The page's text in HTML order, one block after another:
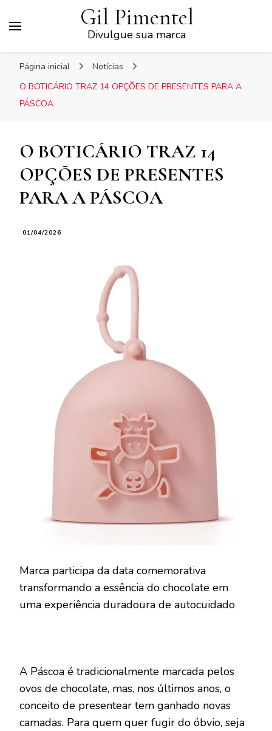
Gil Pimentel
Divulgue sua marca
Página inicial
Notícias
O BOTICÁRIO TRAZ 14 OPÇÕES DE PRESENTES PARA A
PÁSCOA
O BOTICÁRIO TRAZ 14
OPÇÕES DE PRESENTES
PARA A PÁSCOA
01/04/2026
Marca participa da data comemorativa
transformando a essência do chocolate em
uma experiência duradoura de autocuidado
A Páscoa é tradicionalmente marcada pelos
ovos de chocolate, mas, nos últimos anos, o
conceito de presentear tem ganhado novas
camadas. Para quem quer fugir do óbvio, seja